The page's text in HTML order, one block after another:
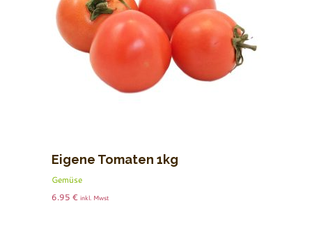
Eigene Tomaten 1kg
Gemüse
6.95 € inkl. Mwst